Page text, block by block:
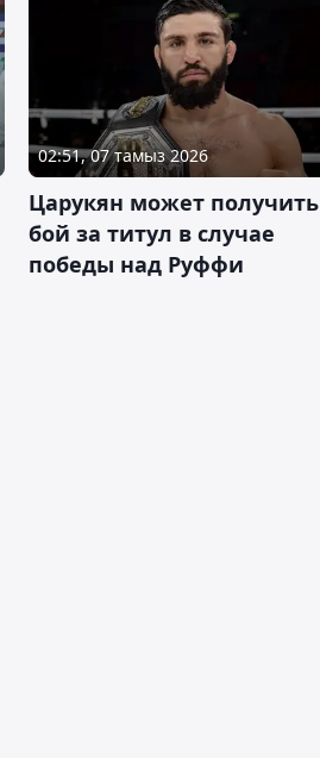
02:51, 07 тамыз 2026
Царукян может получить
бой за титул в случае
победы над Руффи